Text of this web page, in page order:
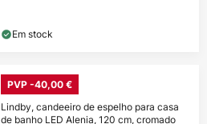
Em stock
PVP -40,00 €
Lindby, candeeiro de espelho para casa
de banho LED Alenia, 120 cm, cromado